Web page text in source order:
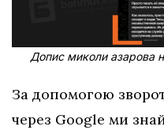
Допис миколи азарова
За допомогою
через Google ми